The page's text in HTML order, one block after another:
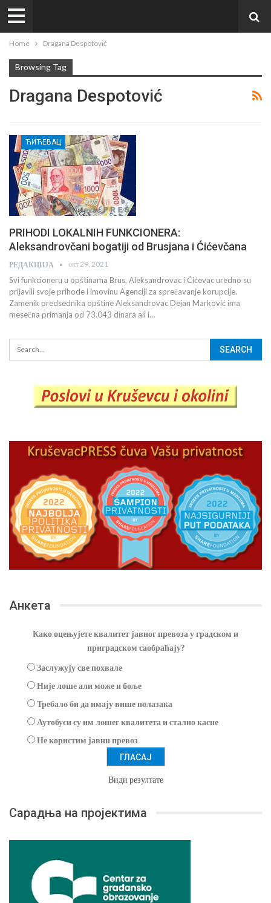
Home Dragana Despotović
Browsing Tag
Dragana Despotović
ЋИЋЕВАЦ
PRIHODI LOKALNIH FUNKCIONERA:
Aleksandrovčani bogatiji od Brusjana i Ćićevčana
РЕДАКЦИЈА окт 29, 2021
Svi funkcioneru u opštinama Brus, Aleksandrovac i Ćićevac uredno su
prijavili svoje prihode i imovinu Agenciji za sprečavanje korupcije.
Zamenik predsednika opštine Aleksandrovac Dejan Marković ima
mesečna primanja od 73.043 dinara ali i…
Анкета
Како оцењујете квалитет јавног превоза у градском и
приградском саобраћају?
Заслужују све похвале
Није лоше али може и боље
Требало би да имају више полазака
Аутобуси су им лошег квалитета и стално касне
Не користим јавни превоз
Види резултате
Сарадња на пројектима